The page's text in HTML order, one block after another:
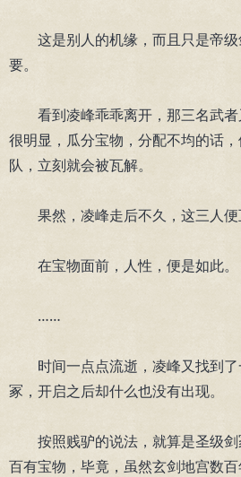
这是别人的机缘，而且只是帝级
要。
看到凌峰乖乖离开，那三名武者
很明显，瓜分宝物，分配不均的话
队，立刻就会被瓦解。
果然，凌峰走后不久，这三人便
在宝物面前，人性，便是如此。
……
时间一点点流逝，凌峰又找到了
冢，开启之后却什么也没有出现。
按照贱驴的说法，就算是圣级剑
百有宝物，毕竟，虽然玄剑地宫数